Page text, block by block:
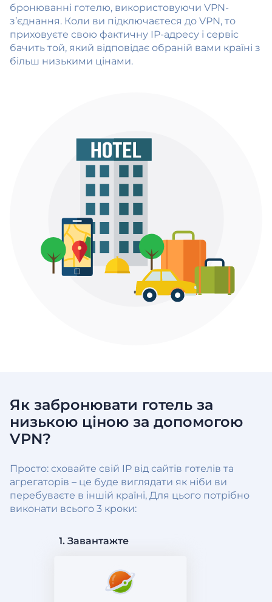
бронюванні готелю, використовуючи VPN-
з’єднання. Коли ви підключаєтеся до VPN, то
приховуєте свою фактичну IP-адресу і сервіс
бачить той, який відповідає обраній вами країні з
більш низькими цінами.
Як забронювати готель за
низькою ціною за допомогою
VPN?
Просто: сховайте свій IP від ​​сайтів готелів та
агрегаторів – це буде виглядати як ніби ви
перебуваєте в іншій країні, Для цього потрібно
виконати всього 3 кроки:
1. Завантажте